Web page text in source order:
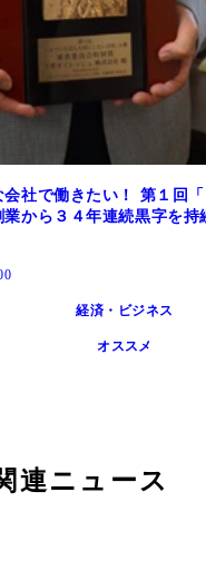
会社で働きたい！ 第１回
から３４年連続黒字を持
経済・ビジネス
オススメ
連ニュース